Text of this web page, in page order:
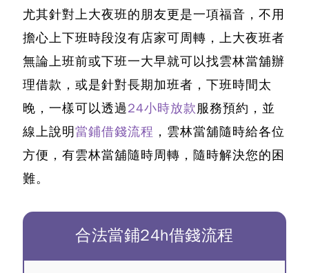
尤其針對上大夜班的朋友更是一項福音，不用
擔心上下班時段沒有店家可周轉，上大夜班者
無論上班前或下班一大早就可以找雲林當舖辦
理借款，或是針對長期加班者，下班時間太
晚，一樣可以透過24小時放款服務預約，並
線上說明當鋪借錢流程 ，雲林當舖隨時給各位
方便，有雲林當舖隨時周轉，隨時解決您的困
難。
合法當鋪24h借錢流程